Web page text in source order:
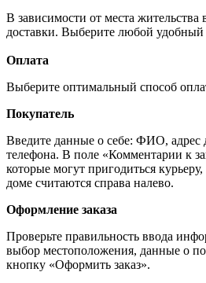
В зависимости от места
доставки. Выберите любой удобный
Оплата
Выберите оптимальный способ
Покупатель
Введите данные о себе: ФИО, адрес
телефона. В поле «Комментарии к
которые могут пригодиться
доме считаются справа налево.
Оформление заказа
Проверьте правильность ввода
выбор местоположения, данные о
кнопку «Оформить заказ».